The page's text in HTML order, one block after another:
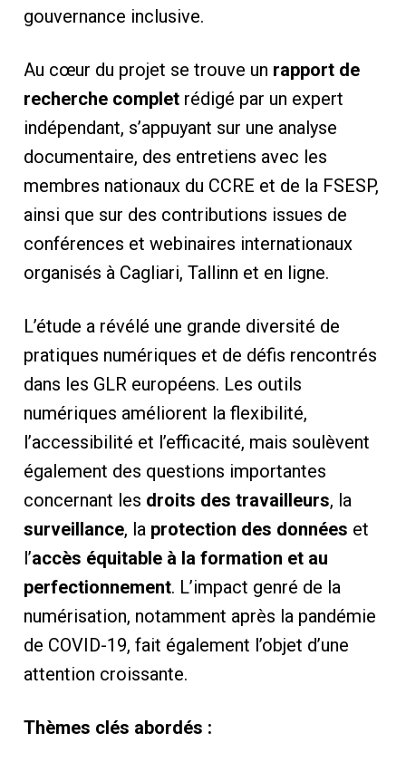
gouvernance inclusive.
Au cœur du projet se trouve un rapport de
recherche completrédigé par un expert
indépendant, s’appuyant sur une analyse
documentaire, des entretiens avec les
membres nationaux du CCRE et de la FSESP,
ainsi que sur des contributions issues de
conférences et webinaires internationaux
organisés à Cagliari, Tallinn et en ligne.
L’étude a révélé une grande diversité de
pratiques numériques et de défis rencontrés
dans les GLR européens. Les outils
numériques améliorent la flexibilité,
l’accessibilité et l’efficacité, mais soulèvent
également des questions importantes
concernant les droits des travailleurs, la
surveillance, la protection des données et
l’accès équitable à la formation et au
perfectionnement. L’impact genré de la
numérisation, notamment après la pandémie
de COVID-19, fait également l’objet d’une
attention croissante.
Thèmes clés abordés :